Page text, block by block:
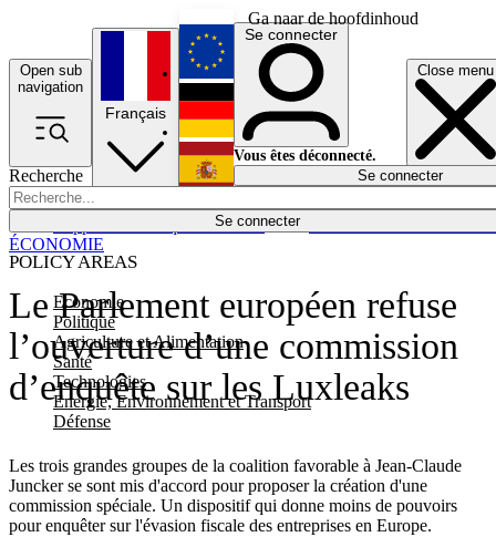
Ga naar de hoofdinhoud
Open sub
navigation
Close menu
Recherche
Se connecter
POLICY AREAS
Economie
Politique
Agriculture et Alimentation
Santé
Technologies
Energie, Environnement et Transport
Défense
Économie
Français
English
Deutsch
Español
Se connecter
Vous êtes déconnecté.
Se connecter
Le Parlement européen refuse
l’ouverture d’une commission
d’enquête sur les Luxleaks
Les trois grandes groupes de la coalition favorable à Jean-Claude
Juncker se sont mis d'accord pour proposer la création d'une
commission spéciale. Un dispositif qui donne moins de pouvoirs
pour enquêter sur l'évasion fiscale des entreprises en Europe.
ÉCONOMIE